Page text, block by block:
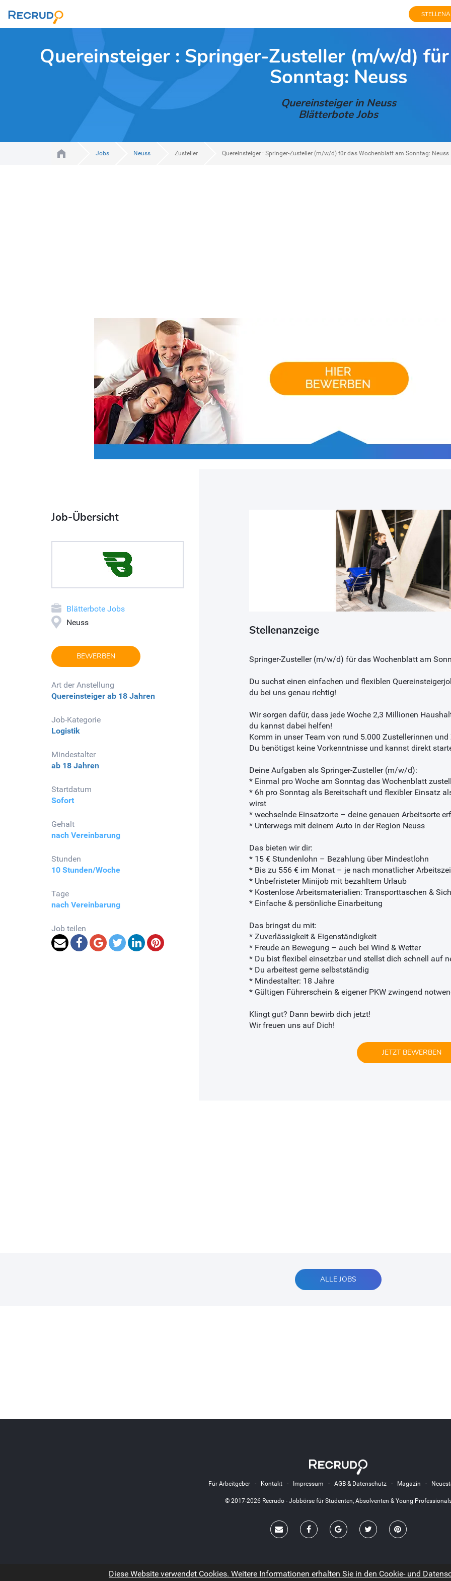
Quereinsteiger : Springer-Zusteller (m/w/d)
Sonntag: Neuss
Quereinsteiger in Neuss
Blätterbote Jobs
Jobs Neuss Zusteller Quereinsteiger : Springer-Zusteller (m/w/d) für das Wochenblatt am Sonntag: Neuss
Job-Übersicht
Blätterbote Jobs
Neuss
BEWERBEN
Art der Anstellung
Quereinsteiger ab 18 Jahren
Job-Kategorie
Logistik
Mindestalter
ab 18 Jahren
Startdatum
Sofort
Gehalt
nach Vereinbarung
Stunden
10 Stunden/Woche
Tage
nach Vereinbarung
Job teilen
Stellenanzeige
Springer-Zusteller (m/w/d) für das Wochenblatt am
Du suchst einen einfachen und flexiblen
du bei uns genau richtig!
Wir sorgen dafür, dass jede Woche 2,3 Millionen
du kannst dabei helfen!
Komm in unser Team von rund 5.000 Zustellerinnen und
Du benötigst keine Vorkenntnisse und kannst direkt
Deine Aufgaben als Springer-Zusteller (m/w/d):
* Einmal pro Woche am Sonntag das Wochenblatt
* 6h pro Sonntag als Bereitschaft und flexibler Einsatz
wirst
* wechselnde Einsatzorte – deine genauen Arbeitsorte
* Unterwegs mit deinem Auto in der Region Neuss
Das bieten wir dir:
* 15 € Stundenlohn – Bezahlung über Mindestlohn
* Bis zu 556 € im Monat – je nach monatlicher
* Unbefristeter Minijob mit bezahltem Urlaub
* Kostenlose Arbeitsmaterialien: Transporttaschen &
* Einfache & persönliche Einarbeitung
Das bringst du mit:
* Zuverlässigkeit & Eigenständigkeit
* Freude an Bewegung – auch bei Wind & Wetter
* Du bist flexibel einsetzbar und stellst dich schnell auf
* Du arbeitest gerne selbstständig
* Mindestalter: 18 Jahre
* Gültigen Führerschein & eigener PKW zwingend
Klingt gut? Dann bewirb dich jetzt!
Wir freuen uns auf Dich!
JETZT BEWERBEN
ALLE JOBS
Für Arbeitgeber- Kontakt- Impressum - AGB & Datenschutz- Magazin -
© 2017-2026 Recrudo - Jobbörse für Studenten, Absolventen & Young
Diese Website verwendet Cookies. Weitere Informationen erhalten Sie in den Cookie- und